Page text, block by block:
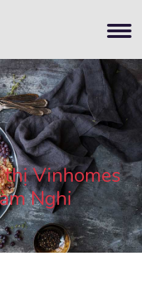
thị Vinhomes
Nghi